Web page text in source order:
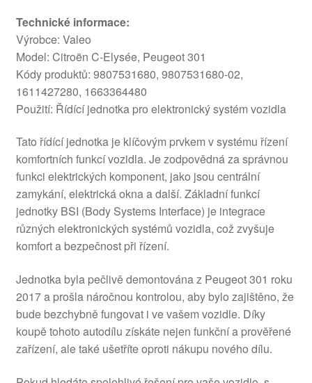
Technické informace:
Výrobce: Valeo
Model: Citroën C-Elysée, Peugeot 301
Kódy produktů: 9807531680, 9807531680-02,
1611427280, 1663364480
Použití: Řídící jednotka pro elektronický systém vozidla
Tato řídící jednotka je klíčovým prvkem v systému řízení
komfortních funkcí vozidla. Je zodpovědná za správnou
funkci elektrických komponent, jako jsou centrální
zamykání, elektrická okna a další. Základní funkcí
jednotky BSI (Body Systems Interface) je integrace
různých elektronických systémů vozidla, což zvyšuje
komfort a bezpečnost při řízení.
Jednotka byla pečlivě demontována z Peugeot 301 roku
2017 a prošla náročnou kontrolou, aby bylo zajištěno, že
bude bezchybně fungovat i ve vašem vozidle. Díky
koupě tohoto autodílu získáte nejen funkční a prověřené
zařízení, ale také ušetříte oproti nákupu nového dílu.